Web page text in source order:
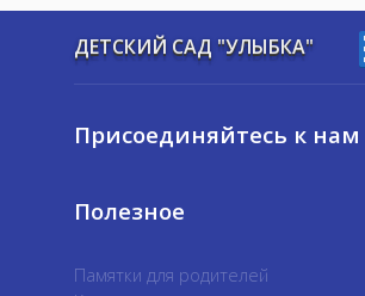
ДЕТСКИЙ САД "УЛЫБКА"
Присоединяйтесь к нам
Полезное
Памятки для родителей